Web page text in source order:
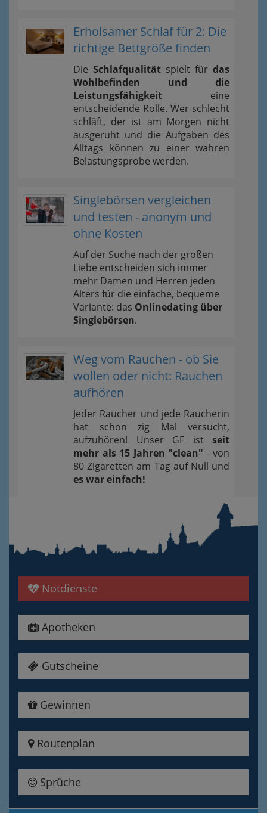
Erholsamer Schlaf für 2: Die
richtige Bettgröße finden
Die Schlafqualität spielt für das
Wohlbefinden und die
Leistungsfähigkeit eine
entscheidende Rolle. Wer schlecht
schläft, der ist am Morgen nicht
ausgeruht und die Aufgaben des
Alltags können zu einer wahren
Belastungsprobe werden.
Singlebörsen vergleichen
und testen - anonym und
ohne Kosten
Auf der Suche nach der großen
Liebe entscheiden sich immer
mehr Damen und Herren jeden
Alters für die einfache, bequeme
Variante: das Onlinedating über
Singlebörsen.
Weg vom Rauchen - ob Sie
wollen oder nicht: Rauchen
aufhören
Jeder Raucher und jede Raucherin
hat schon zig Mal versucht,
aufzuhören! Unser GF ist seit
mehr als 15 Jahren "clean" - von
80 Zigaretten am Tag auf Null und
es war einfach!
Notdienste
Apotheken
Gutscheine
Gewinnen
Routenplan
Sprüche